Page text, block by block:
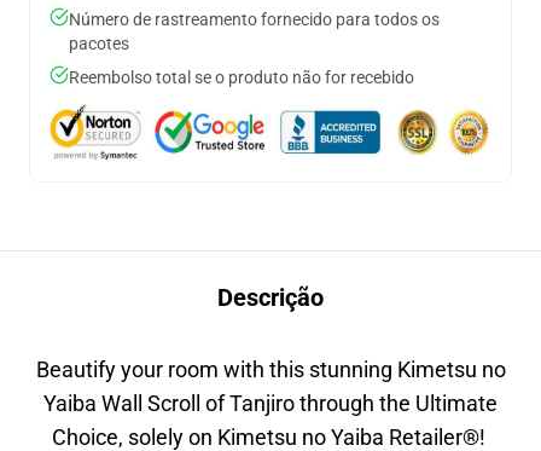
Número de rastreamento fornecido para todos os
pacotes
Reembolso total se o produto não for recebido
Descrição
Beautify your room with this stunning Kimetsu no
Yaiba Wall Scroll of Tanjiro through the Ultimate
Choice, solely on Kimetsu no Yaiba Retailer®!